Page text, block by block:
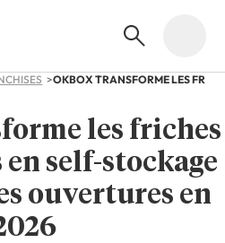
les friches
self-stockage
ouvertures en